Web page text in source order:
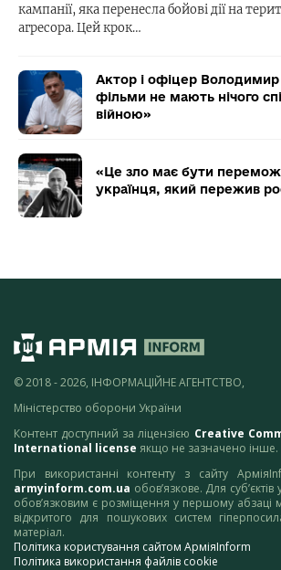
кампанії, яка перенесла бойові дії на
агресора. Цей крок…
Актор і офіцер
фільми не мають нічого
війною»
«Це зло має бути
українця, який пережив
© 2018 - 2026, ІНФОРМАЦІЙНЕ АГЕНТСТВО,
Міністерство оборони України
Контент доступний за ліцензією Creative
International license якщо не зазначено інше.
При використанні контенту з сайту
armyinform.com.ua обов’язкове. Для
обов’язковим є розміщення у першому абзаці
відкритого для пошукових систем
матеріал.
Політика користування сайтом АрміяInform
Політика використання файлів cookie